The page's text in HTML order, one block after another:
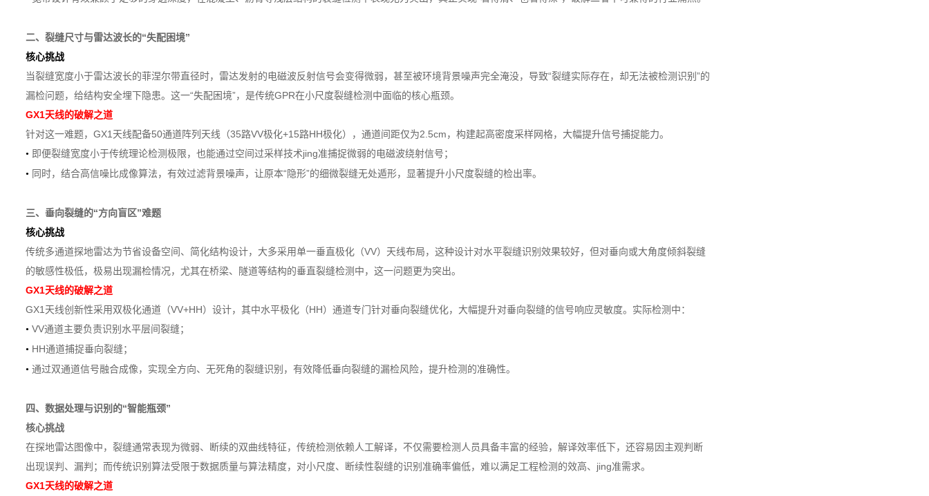
二、裂缝尺寸与雷达波长的“失配困境”
核心挑战
当裂缝宽度小于雷达波长的菲涅尔带直径时，雷达发射的电磁波反射信号会变得微弱，甚至被环境背景噪声完全淹没，导致“裂缝实际存在，却无法被检测识别”的
漏检问题，给结构安全埋下隐患。这一“失配困境”，是传统GPR在小尺度裂缝检测中面临的核心瓶颈。
GX1天线的破解之道
针对这一难题，GX1天线配备50通道阵列天线（35路VV极化+15路HH极化），通道间距仅为2.5cm，构建起高密度采样网格，大幅提升信号捕捉能力。
• 即便裂缝宽度小于传统理论检测极限，也能通过空间过采样技术jing准捕捉微弱的电磁波绕射信号；
• 同时，结合高信噪比成像算法，有效过滤背景噪声，让原本“隐形”的细微裂缝无处遁形，显著提升小尺度裂缝的检出率。
三、垂向裂缝的“方向盲区”难题
核心挑战
传统多通道探地雷达为节省设备空间、简化结构设计，大多采用单一垂直极化（VV）天线布局，这种设计对水平裂缝识别效果较好，但对垂向或大角度倾斜裂缝
的敏感性极低，极易出现漏检情况，尤其在桥梁、隧道等结构的垂直裂缝检测中，这一问题更为突出。
GX1天线的破解之道
GX1天线创新性采用双极化通道（VV+HH）设计，其中水平极化（HH）通道专门针对垂向裂缝优化，大幅提升对垂向裂缝的信号响应灵敏度。实际检测中：
• VV通道主要负责识别水平层间裂缝；
• HH通道捕捉垂向裂缝；
• 通过双通道信号融合成像，实现全方向、无死角的裂缝识别，有效降低垂向裂缝的漏检风险，提升检测的准确性。
四、数据处理与识别的“智能瓶颈”
核心挑战
在探地雷达图像中，裂缝通常表现为微弱、断续的双曲线特征，传统检测依赖人工解译，不仅需要检测人员具备丰富的经验，解译效率低下，还容易因主观判断
出现误判、漏判；而传统识别算法受限于数据质量与算法精度，对小尺度、断续性裂缝的识别准确率偏低，难以满足工程检测的效高、jing准需求。
GX1天线的破解之道